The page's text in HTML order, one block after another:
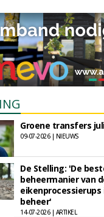
Groene transfers
09-07-2026 | NIEUWS
De Stelling: 'De
beheermanier van
eikenprocessierups
beheer'
14-07-2026 | ARTIKEL